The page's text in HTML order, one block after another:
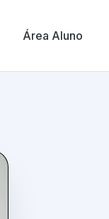
Área Aluno